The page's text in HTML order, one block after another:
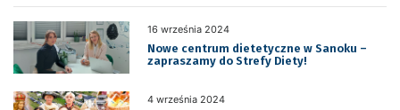
16 września 2024
Nowe centrum dietetyczne w Sanoku –
zapraszamy do Strefy Diety!
4 września 2024